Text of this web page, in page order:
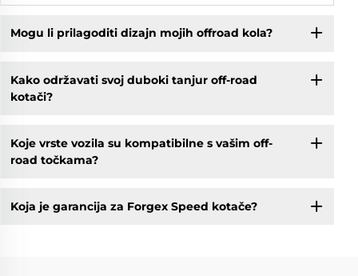
Mogu li prilagoditi dizajn mojih offroad kola?
Kako održavati svoj duboki tanjur off-road
kotači?
Koje vrste vozila su kompatibilne s vašim off-
road točkama?
Koja je garancija za Forgex Speed kotače?